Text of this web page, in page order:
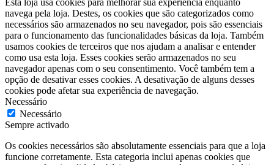
navega pela loja. Destes, os cookies que são categorizados como
necessários são armazenados no seu navegador, pois são essenciais
para o funcionamento das funcionalidades básicas da loja. Também
usamos cookies de terceiros que nos ajudam a analisar e entender
como usa esta loja. Esses cookies serão armazenados no seu
navegador apenas com o seu consentimento. Você também tem a
opção de desativar esses cookies. A desativação de alguns desses
cookies pode afetar sua experiência de navegação.
Necessário
Necessário
Sempre activado
Os cookies necessários são absolutamente essenciais para que a loja
funcione corretamente. Esta categoria inclui apenas cookies que